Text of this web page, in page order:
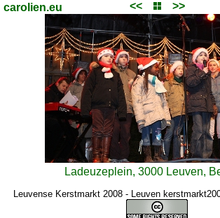
carolien.eu << >>
Ladeuzeplein, 3000 Leuven,
Leuvense Kerstmarkt 2008 - Leuven